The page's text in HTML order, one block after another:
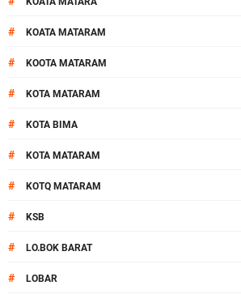
# KOATA MATARAM
# KOOTA MATARAM
# KOTA MATARAM
# KOTA BIMA
# KOTA MATARAM
# KOTQ MATARAM
# KSB
# LO.BOK BARAT
# LOBAR